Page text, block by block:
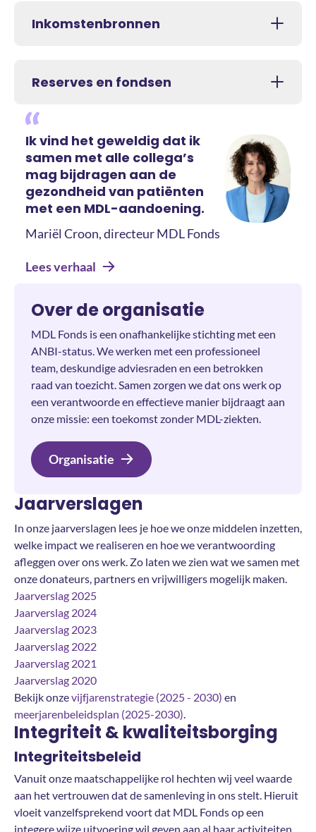
Inkomstenbronnen
Reserves en fondsen
Ik vind het geweldig dat ik
samen met alle collega’s
mag bijdragen aan de
gezondheid van patiënten
met een MDL-aandoening.
Mariël Croon, directeur MDL Fonds
Lees verhaal
Over de organisatie
MDL Fonds is een onafhankelijke stichting met een
ANBI-status. We werken met een professioneel
team, deskundige adviesraden en een betrokken
raad van toezicht. Samen zorgen we dat ons werk op
een verantwoorde en effectieve manier bijdraagt aan
onze missie: een toekomst zonder MDL-ziekten.
Organisatie
Jaarverslagen
In onze jaarverslagen lees je hoe we onze middelen inzetten,
welke impact we realiseren en hoe we verantwoording
afleggen over ons werk. Zo laten we zien wat we samen met
onze donateurs, partners en vrijwilligers mogelijk maken.
Jaarverslag 2025
Jaarverslag 2024
Jaarverslag 2023
Jaarverslag 2022
Jaarverslag 2021
Jaarverslag 2020
Bekijk onzevijfjarenstrategie (2025 - 2030) en
meerjarenbeleidsplan (2025-2030).
Integriteit & kwaliteitsborging
Integriteitsbeleid
Vanuit onze maatschappelijke rol hechten wij veel waarde
aan het vertrouwen dat de samenleving in ons stelt. Hieruit
vloeit vanzelfsprekend voort dat MDL Fonds op een
integere wijze uitvoering wil geven aan al haar activiteiten.